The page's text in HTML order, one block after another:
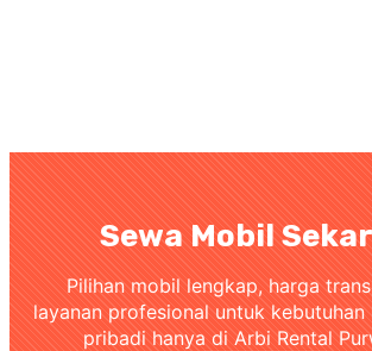
Sewa Mobil
Pilihan mobil lengkap, harga
layanan profesional untuk kebutuhan
pribadi hanya di Arbi Rental